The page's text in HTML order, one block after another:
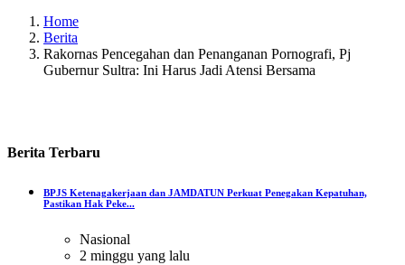
Home
Berita
Rakornas Pencegahan dan Penanganan Pornografi, Pj
Gubernur Sultra: Ini Harus Jadi Atensi Bersama
Berita Terbaru
BPJS Ketenagakerjaan dan JAMDATUN Perkuat Penegakan Kepatuhan,
Pastikan Hak Peke...
Nasional
2 minggu yang lalu